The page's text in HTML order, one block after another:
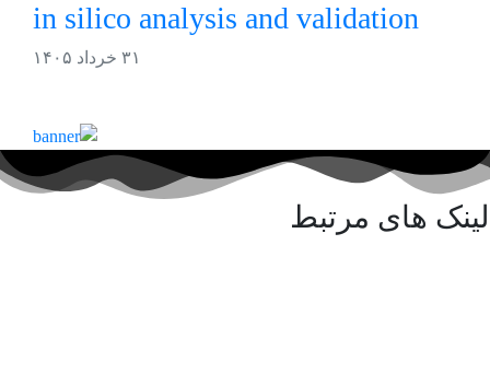
in silico analysis and validation
۳۱ خرداد ۱۴۰۵
لینک های مرتبط